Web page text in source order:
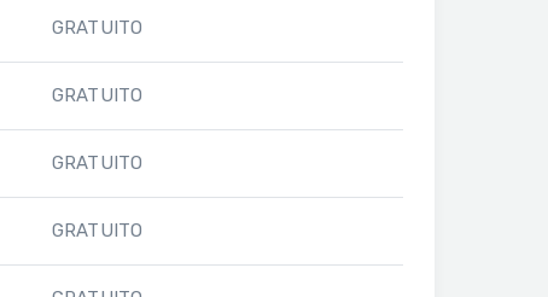
GRATUITO
GRATUITO
GRATUITO
GRATUITO